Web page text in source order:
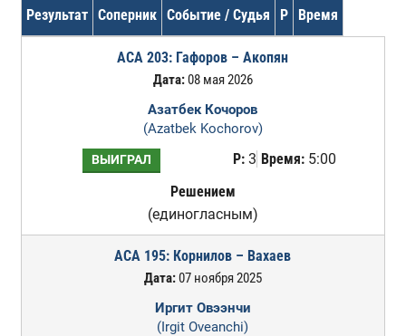
Результат Соперник Событие / Судья Р Время
ACA 203: Гафоров – Акопян
Дата:08 мая 2026
Азатбек Кочоров
(Azatbek Kochorov)
ВЫИГРАЛ Р:3 Время:5:00
Решением
(единогласным)
ACA 195: Корнилов – Вахаев
Дата:07 ноября 2025
Иргит Овээнчи
(Irgit Oveanchi)